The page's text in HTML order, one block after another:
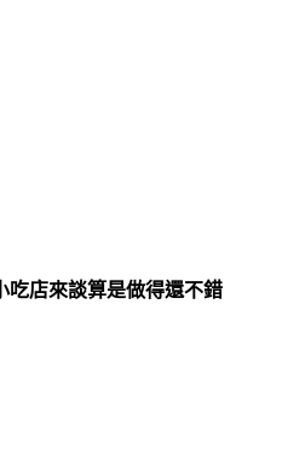
吃店來談算是做得還不錯